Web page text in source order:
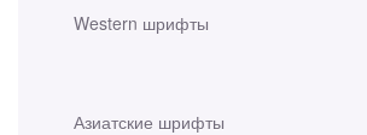
Western шрифты
Азиатские шрифты